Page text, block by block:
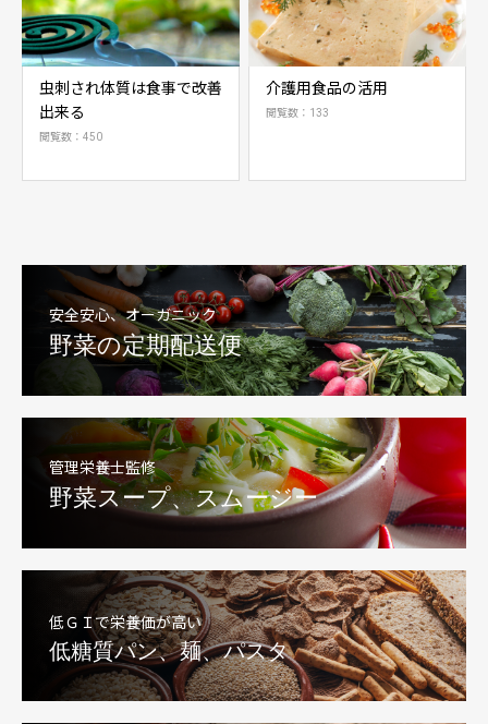
虫刺され体質は食事で改善
出来る
閲覧数：450
介護用食品の活用
閲覧数：133
安全安心、オーガニック
野菜の定期配送便
管理栄養士監修
野菜スープ、スムージー
低ＧＩで栄養価が高い
低糖質パン、麺、パスタ